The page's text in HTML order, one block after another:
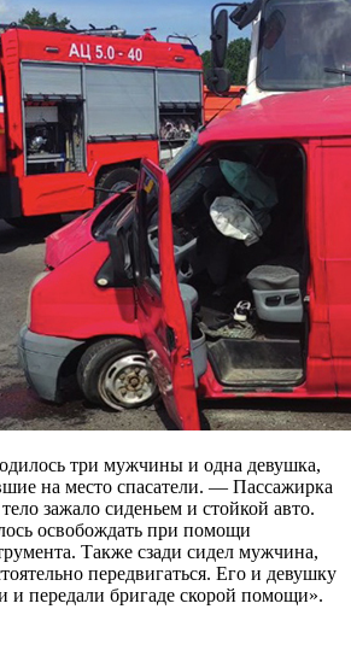
три мужчины и одна девушка,
на место спасатели. — Пассажирка
зажало сиденьем и стойкой авто.
освобождать при помощи
Также сзади сидел мужчина,
передвигаться. Его и девушку
и передали бригаде скорой помощи».